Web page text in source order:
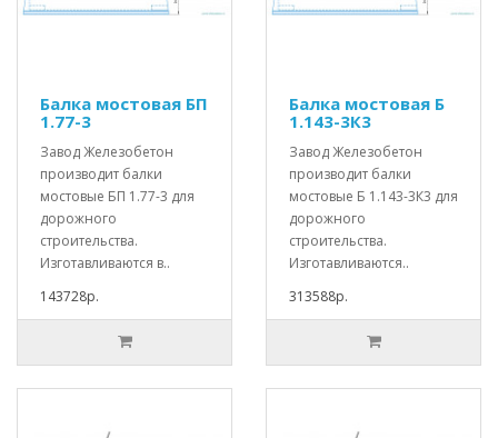
Балка мостовая БП
1.77-3
Завод Железобетон
производит балки
мостовые БП 1.77-3 для
дорожного
строительства.
Изготавливаются в..
143728р.
Балка мостовая Б
1.143-3К3
Завод Железобетон
производит балки
мостовые Б 1.143-3К3 для
дорожного
строительства.
Изготавливаются..
313588р.